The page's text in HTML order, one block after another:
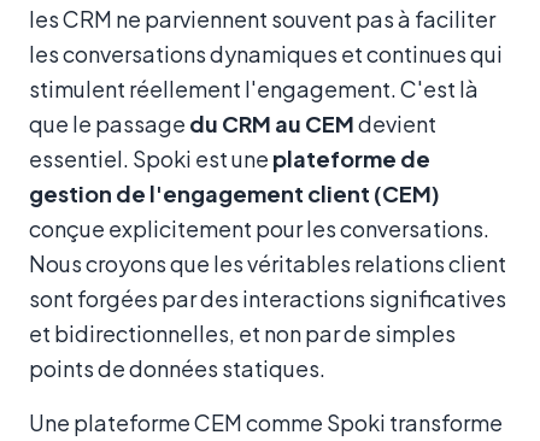
les CRM ne parviennent souvent pas à faciliter
les conversations dynamiques et continues qui
stimulent réellement l'engagement. C'est là
que le passage du CRM au CEMdevient
essentiel. Spoki est une plateforme de
gestion de l'engagement client (CEM)
conçue explicitement pour les conversations.
Nous croyons que les véritables relations client
sont forgées par des interactions significatives
et bidirectionnelles, et non par de simples
points de données statiques.
Une plateforme CEM comme Spoki transforme